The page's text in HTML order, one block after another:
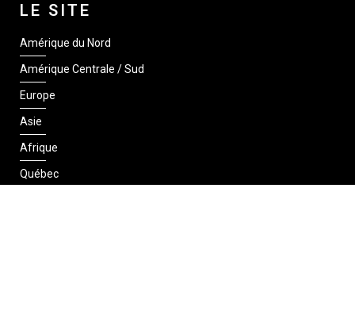
LE SITE
Amérique du Nord
Amérique Centrale / Sud
Europe
Asie
Afrique
Québec